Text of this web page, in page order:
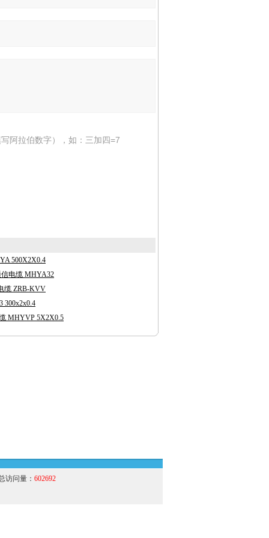
阿拉伯数字），如：三加四=7
500X2X0.4
电缆 MHYA32
缆 ZRB-KVV
300x2x0.4
MHYVP 5X2X0.5
访问量： 602692